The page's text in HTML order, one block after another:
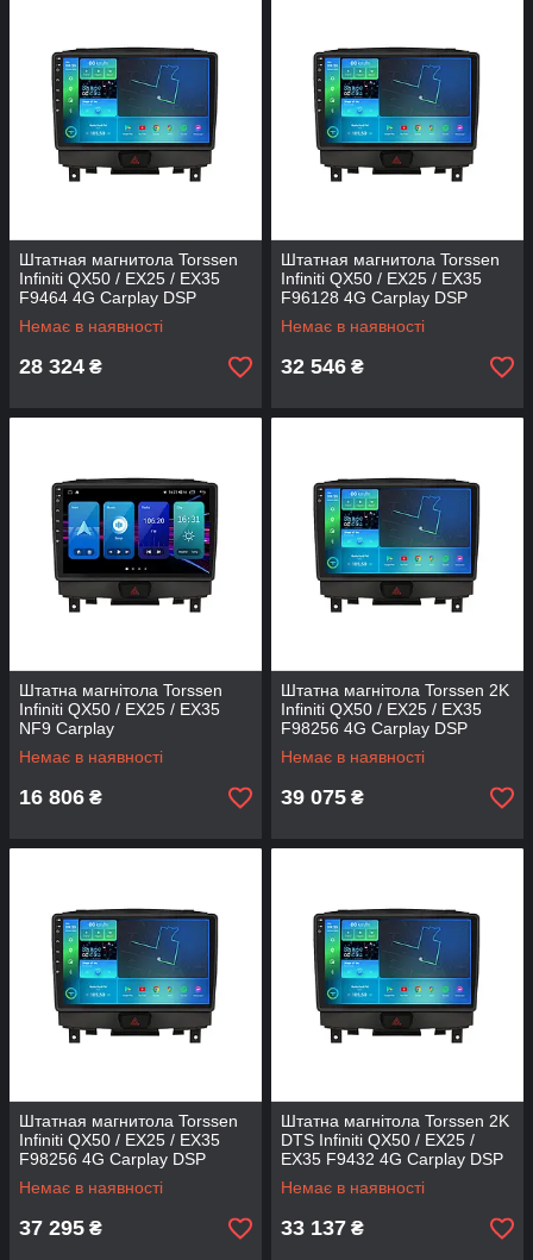
Штатная магнитола Torssen
Infiniti QX50 / EX25 / EX35
F9464 4G Carplay DSP
Немає в наявності
28 324 ₴
Штатная магнитола Torssen
Infiniti QX50 / EX25 / EX35
F96128 4G Carplay DSP
Немає в наявності
32 546 ₴
Штатна магнітола Torssen
Infiniti QX50 / EX25 / EX35
NF9 Carplay
Немає в наявності
16 806 ₴
Штатна магнітола Torssen 2K
Infiniti QX50 / EX25 / EX35
F98256 4G Carplay DSP
Немає в наявності
39 075 ₴
Штатная магнитола Torssen
Infiniti QX50 / EX25 / EX35
F98256 4G Carplay DSP
Немає в наявності
37 295 ₴
Штатна магнітола Torssen 2K
DTS Infiniti QX50 / EX25 /
EX35 F9432 4G Carplay DSP
Немає в наявності
33 137 ₴